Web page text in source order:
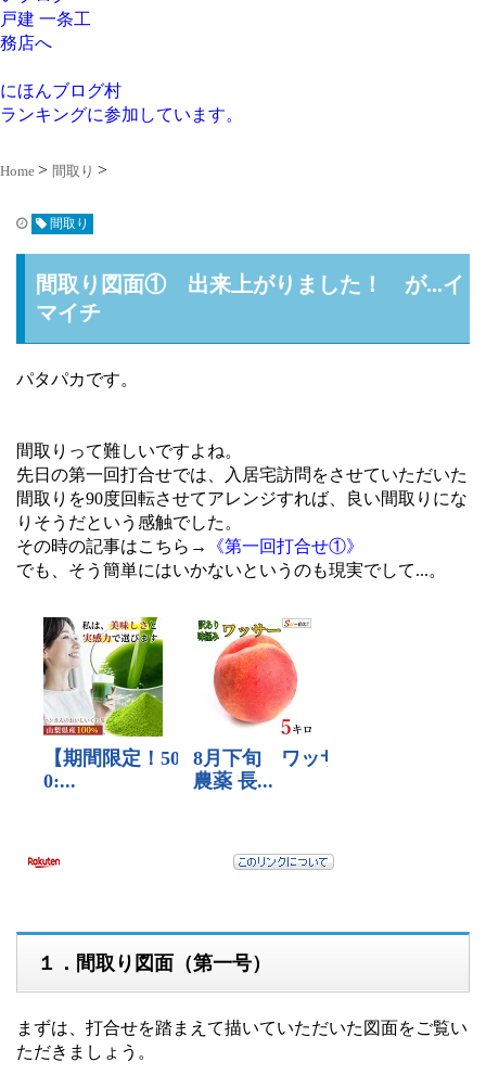
にほんブログ村
ランキングに参加しています。
Home 間取り
間取り
間取り図面① 出来上がりました！ が...イ
マイチ
パタパカです。
間取りって難しいですよね。
先日の第一回打合せでは、入居宅訪問をさせていただいた
間取りを90度回転させてアレンジすれば、良い間取りにな
りそうだという感触でした。
その時の記事はこちら→
《第一回打合せ①》
でも、そう簡単にはいかないというのも現実でして...。
１．間取り図面（第一号）
まずは、打合せを踏まえて描いていただいた図面をご覧い
ただきましょう。